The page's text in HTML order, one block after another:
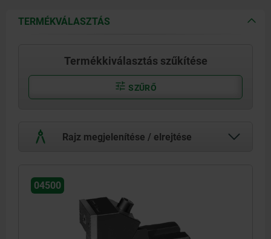
TERMÉKVÁLASZTÁS
Termékkiválasztás szűkítése
SZŰRŐ
Rajz megjelenítése / elrejtése
04500